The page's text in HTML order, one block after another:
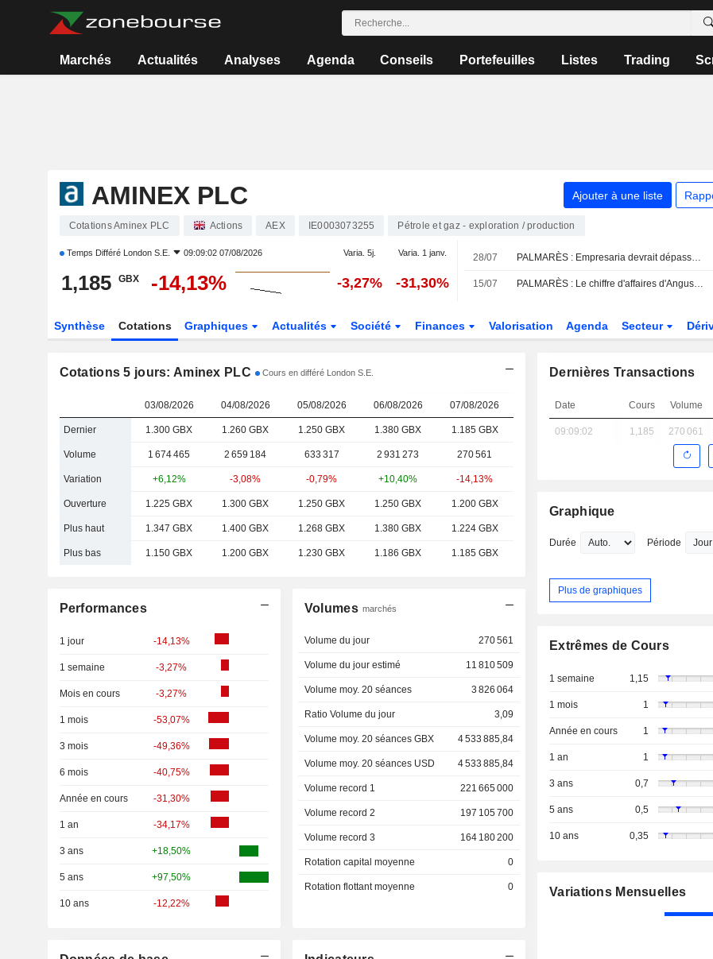
Marchés Actualités Analyses Agenda Conseils Portefeuilles Listes Trading
AMINEX PLC Ajouter à une liste
Cotations Aminex PLC Actions AEX IE0003073255 Pétrole et gaz - exploration / production
Temps Différé London S.E. 09:09:02 07/08/2026 Varia. 5j. Varia. 1 janv.
1,185 GBX -14,13% -3,27% -31,30%
28/07 PALMARÈS : Empresaria devrait dépasser les prévisions ; AB Dynamics plonge
15/07 PALMARÈS : Le chiffre d'affaires d'Angus Energy progresse ; la production d'Iofina bondit
Synthèse Cotations Graphiques Actualités Société Finances Valorisation Agenda Secteur
Cotations 5 jours: Aminex PLC Cours en différé London S.E.
03/08/2026 04/08/2026 05/08/2026 06/08/2026 07/08/2026
Dernier 1.300 GBX 1.260 GBX 1.250 GBX 1.380 GBX 1.185 GBX
Volume 1 674 465 2 659 184 633 317 2 931 273 270 561
Variation +6,12% -3,08% -0,79% +10,40% -14,13%
Ouverture 1.225 GBX 1.300 GBX 1.250 GBX 1.250 GBX 1.200 GBX
Plus haut 1.347 GBX 1.400 GBX 1.268 GBX 1.380 GBX 1.224 GBX
Plus bas 1.150 GBX 1.200 GBX 1.230 GBX 1.186 GBX 1.185 GBX
Performances
1 jour -14,13%
1 semaine -3,27%
Mois en cours -3,27%
1 mois -53,07%
3 mois -49,36%
6 mois -40,75%
Année en cours -31,30%
1 an -34,17%
3 ans +18,50%
5 ans +97,50%
10 ans -12,22%
Volumes marchés
Volume du jour 270 561
Volume du jour estimé 11 810 509
Volume moy. 20 séances 3 826 064
Ratio Volume du jour 3,09
Volume moy. 20 séances GBX 4 533 885,84
Volume moy. 20 séances USD 4 533 885,84
Volume record 1 221 665 000
Volume record 2 197 105 700
Volume record 3 164 180 200
Rotation capital moyenne 0
Rotation flottant moyenne 0
Dernières Transactions
Date Cours Volume
09:09:02 1,185 270 061
Graphique
Durée Période
Plus de graphiques
Extrêmes de Cours
1 semaine 1,15
1 mois 1
Année en cours 1
1 an 1
3 ans 0,7
5 ans 0,5
10 ans 0,35
Variations Mensuelles